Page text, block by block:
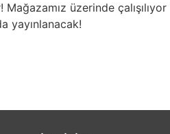
üzerinde çalışılıyor
yayınlanacak!